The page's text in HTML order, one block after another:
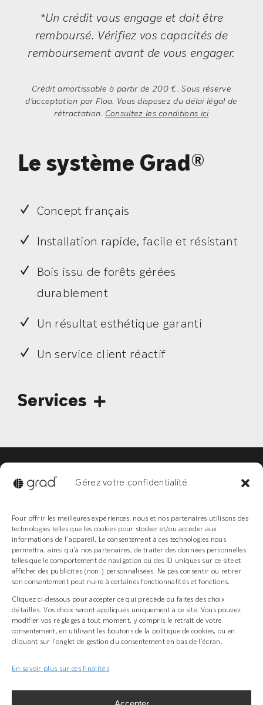
Gérez votre confidentialité
Pour offrir les meilleures expériences, nous et nos partenaires utilisons des
technologies telles que les cookies pour stocker et/ou accéder aux
informations de l’appareil. Le consentement à ces technologies nous
permettra, ainsi qu’à nos partenaires, de traiter des données personnelles
telles que le comportement de navigation ou des ID uniques sur ce site et
afficher des publicités (non-) personnalisées. Ne pas consentir ou retirer
son consentement peut nuire à certaines fonctionnalités et fonctions.
Cliquez ci-dessous pour accepter ce qui précède ou faites des choix
détaillés. Vos choix seront appliqués uniquement à ce site. Vous pouvez
modifier vos réglages à tout moment, y compris le retrait de votre
consentement, en utilisant les boutons de la politique de cookies, ou en
cliquant sur l’onglet de gestion du consentement en bas de l’écran.
En savoir plus sur ces finalités
*Un crédit vous engage et doit être
remboursé. Vérifiez vos capacités de
remboursement avant de vous engager.
Crédit amortissable à partir de 200 €. Sous réserve
d’acceptation par Floa. Vous disposez du délai légal de
rétractation. Consultez les conditions ici
Le système Grad®
Concept français
Installation rapide, facile et résistant
Bois issu de forêts gérées
durablement
Un résultat esthétique garanti
Un service client réactif
Services
Enlèvement
FAQ
Concept
+ 33(0)3 89 58 45 45
Z.I Bois l’Abbesse, 68660 Lièpvre
grad-system.com